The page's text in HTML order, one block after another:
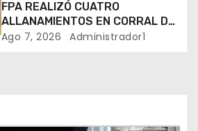
FPA REALIZÓ CUATRO
ALLANAMIENTOS EN CORRAL DE
BUSTOS-IFFLINGER
Ago 7, 2026 Administrador1